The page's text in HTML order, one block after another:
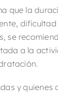
que la
dificultad
se
a la
y quienes